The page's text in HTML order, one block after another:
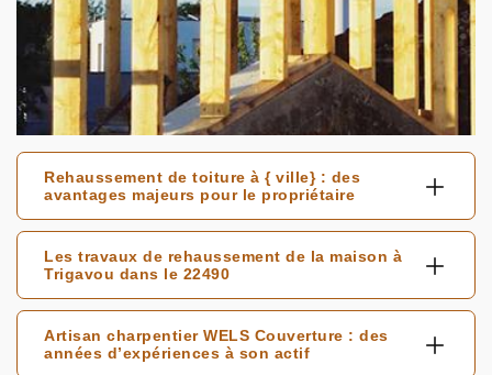
Rehaussement de toiture à { ville} : des
avantages majeurs pour le propriétaire
Les travaux de rehaussement de la maison à
Trigavou dans le 22490
Artisan charpentier WELS Couverture : des
années d’expériences à son actif